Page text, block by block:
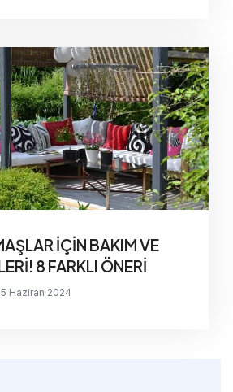
İÇİN BAKIM VE
8 FARKLI ÖNERİ
Haziran 2024